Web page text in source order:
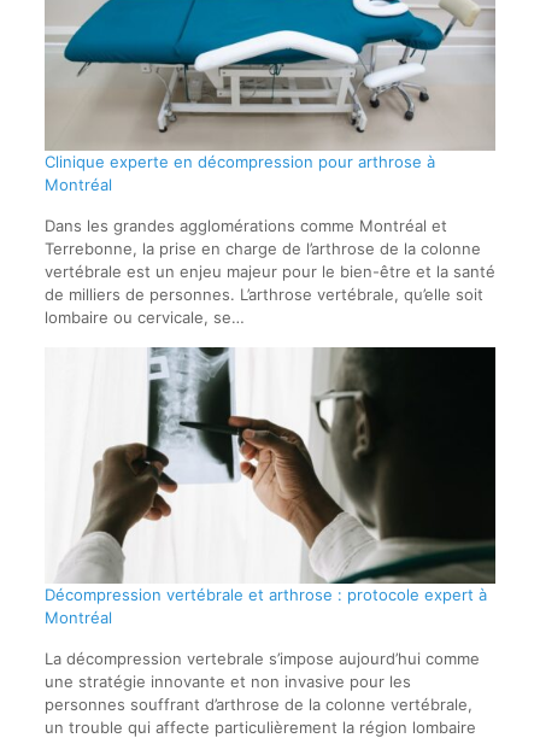
Clinique experte en décompression pour arthrose à
Montréal
Dans les grandes agglomérations comme Montréal et
Terrebonne, la prise en charge de l’arthrose de la colonne
vertébrale est un enjeu majeur pour le bien-être et la santé
de milliers de personnes. L’arthrose vertébrale, qu’elle soit
lombaire ou cervicale, se…
Décompression vertébrale et arthrose : protocole expert à
Montréal
La décompression vertebrale s’impose aujourd’hui comme
une stratégie innovante et non invasive pour les
personnes souffrant d’arthrose de la colonne vertébrale,
un trouble qui affecte particulièrement la région lombaire